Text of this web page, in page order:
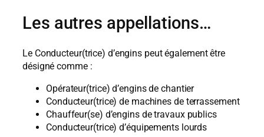
Les autres appellations…
Le Conducteur(trice) d’engins peut également être
désigné comme :
Opérateur(trice) d’engins de chantier
Conducteur(trice) de machines de terrassement
Chauffeur(se) d’engins de travaux publics
Conducteur(trice) d’équipements lourds